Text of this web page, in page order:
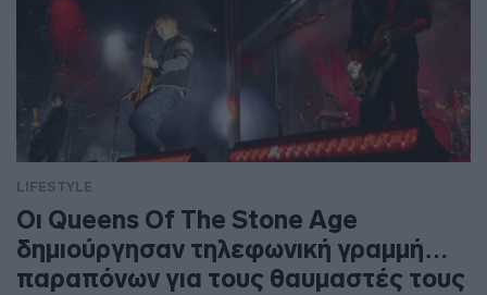
LIFESTYLE
Οι Queens Of The Stone Age
δημιούργησαν τηλεφωνική γραμμή…
παραπόνων για τους θαυμαστές τους